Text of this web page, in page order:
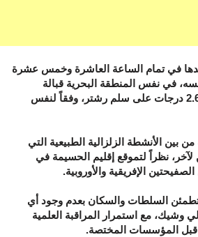
رصدها في تمام الساعة العاشرة وخمس عشرة
في نفس المنطقة البحرية قبالة
الحسيمة، وبلغت شدتها 2.6 درجات على سلم رشتر، وفقاً لنفس
بين الأنشطة الزلزالية الطبيعية التي
نظراً لتموقع إقليم الحسيمة في
الإفريقية والأوروبية.
تطمئن السلطات والسكان بعدم وجود أي
مع استمرار المراقبة العلمية
قبل المؤسسات المختصة.